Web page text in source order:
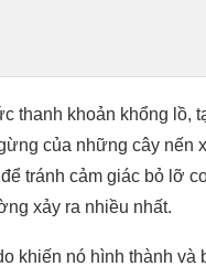
thanh khoản khổng lồ,
của những cây nến
tránh cảm giác bỏ lỡ
xảy ra nhiều nhất.
khiến nó hình thành